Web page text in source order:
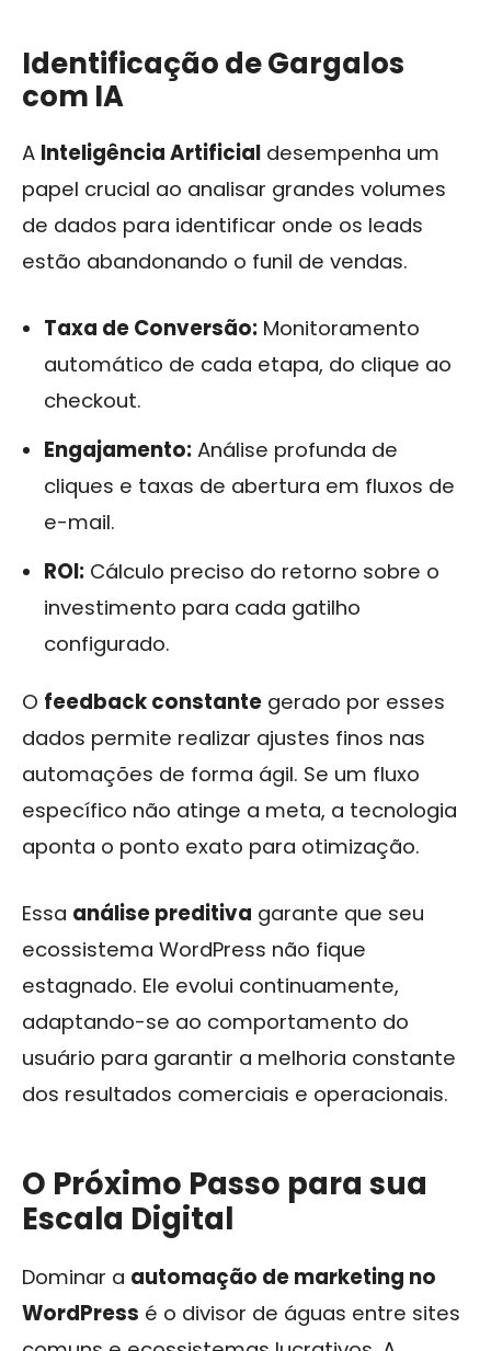
Identificação de Gargalos
com IA
A Inteligência Artificial desempenha um
papel crucial ao analisar grandes volumes
de dados para identificar onde os leads
estão abandonando o funil de vendas.
Taxa de Conversão: Monitoramento
automático de cada etapa, do clique ao
checkout.
Engajamento: Análise profunda de
cliques e taxas de abertura em fluxos de
e-mail.
ROI: Cálculo preciso do retorno sobre o
investimento para cada gatilho
configurado.
O feedback constante gerado por esses
dados permite realizar ajustes finos nas
automações de forma ágil. Se um fluxo
específico não atinge a meta, a tecnologia
aponta o ponto exato para otimização.
Essa análise preditiva garante que seu
ecossistema WordPress não fique
estagnado. Ele evolui continuamente,
adaptando-se ao comportamento do
usuário para garantir a melhoria constante
dos resultados comerciais e operacionais.
O Próximo Passo para sua
Escala Digital
Dominar a automação de marketing no
WordPress é o divisor de águas entre sites